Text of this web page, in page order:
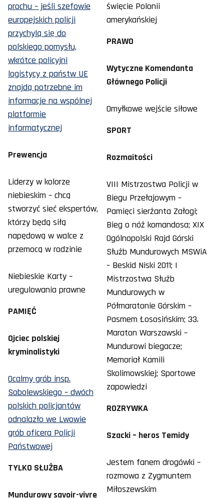
prochu – jeśli szefowie
europejskich policji
przychylą się do
polskiego pomysłu,
wkrótce policyjni
logistycy z państw UE
znajdą potrzebne im
informacje na wspólnej
platformie
informatycznej
Prewencja
Liderzy w kolorze
niebieskim – chcą
stworzyć sieć ekspertów,
którzy będą siłą
napędową w walce z
przemocą w rodzinie
Niebieskie Karty –
uregulowania prawne
PAMIĘĆ
Ojciec polskiej
kryminalistyki
Ocalmy grób insp.
Sobolewskiego – dwóch
polskich policjantów
odnalazło we Lwowie
grób oficera Policji
Państwowej
TYLKO SŁUŻBA
Mundurowy savoir-vivre
święcie Polonii
amerykańskiej
PRAWO
Wytyczne Komendanta
Głównego Policji
Omyłkowe wejście siłowe
SPORT
Rozmaitości
VIII Mistrzostwa Policji w
Biegu Przełajowym –
Pamięci sierżanta Załogi;
Bieg o nóż komandosa; XIX
Ogólnopolski Rajd Górski
Służb Mundurowych MSWiA
– Beskid Niski 2011; I
Mistrzostwa Służb
Mundurowych w
Półmaratonie Górskim –
Pasmem Łososińskim; 33.
Maraton Warszawski –
Mundurowi biegacze;
Memoriał Kamili
Skolimowskiej; Sportowe
zapowiedzi
ROZRYWKA
Szacki – heros Temidy
Jestem fanem drogówki –
rozmowa z Zygmuntem
Miłoszewskim